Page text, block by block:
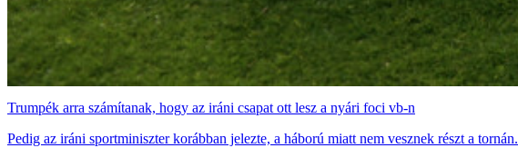
Trumpék arra számítanak, hogy az iráni csapat ott lesz a nyári foci vb-n
Pedig az iráni sportminiszter korábban jelezte, a háború miatt nem vesznek részt a tornán.